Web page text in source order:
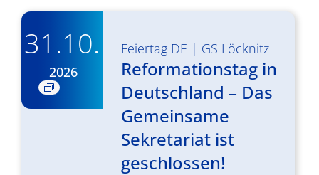
31.10.
2026
Feiertag DE | GS Löcknitz
Reformationstag in
Deutschland – Das
Gemeinsame
Sekretariat ist
geschlossen!